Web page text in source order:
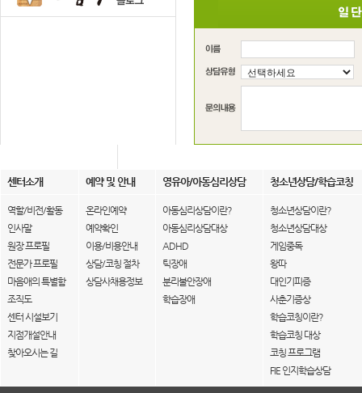
센터소개 예약 및 안내 영유아/아동심리상담 청소년상담/학습코칭
역할/비전/활동
인사말
원장 프로필
전문가 프로필
마음애의 특별함
조직도
센터 시설보기
지점개설안내
찾아오시는 길
온라인예약
예약확인
이용/비용안내
상담/코칭 절차
상담사채용정보
아동심리상담이란?
아동심리상담대상
ADHD
틱장애
분리불안장애
학습장애
청소년상담이란?
청소년상담대상
게임중독
왕따
대인기피증
사춘기증상
학습코칭이란?
학습코칭 대상
코칭 프로그램
FIE 인지학습상담